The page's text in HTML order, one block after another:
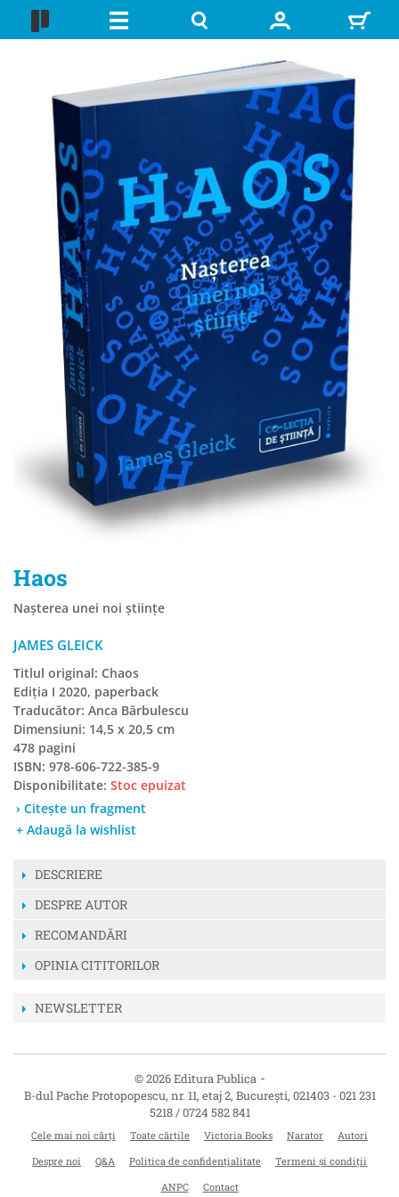
Haos
Nașterea unei noi științe
JAMES GLEICK
Titlul original: Chaos
Ediția I 2020, paperback
Traducător: Anca Bărbulescu
Dimensiuni: 14,5 x 20,5 cm
478 pagini
ISBN: 978-606-722-385-9
Disponibilitate: Stoc epuizat
› Citește un fragment
+ Adaugă la wishlist
DESCRIERE
DESPRE AUTOR
RECOMANDĂRI
OPINIA CITITORILOR
NEWSLETTER
© 2026 Editura Publica-
B-dul Pache Protopopescu, nr. 11, etaj 2, București, 021403 - 021 231
5218 / 0724 582 841
Cele mai noi cărți Toate cărțile Victoria Books Narator
Autori
Despre noi
Q&A Politica de confidențialitate
Termeni și condiții
ANPC
Contact